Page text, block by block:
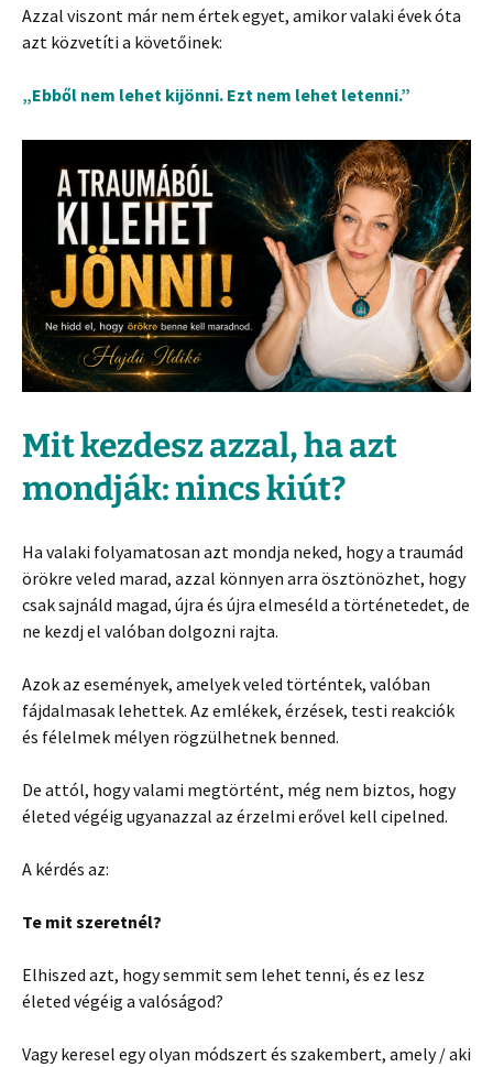
Azzal viszont már nem értek egyet, amikor valaki évek óta
azt közvetíti a követőinek:
„Ebből nem lehet kijönni. Ezt nem lehet letenni.”
Mit kezdesz azzal, ha azt
mondják: nincs kiút?
Ha valaki folyamatosan azt mondja neked, hogy a traumád
örökre veled marad, azzal könnyen arra ösztönözhet, hogy
csak sajnáld magad, újra és újra elmeséld a történetedet, de
ne kezdj el valóban dolgozni rajta.
Azok az események, amelyek veled történtek, valóban
fájdalmasak lehettek. Az emlékek, érzések, testi reakciók
és félelmek mélyen rögzülhetnek benned.
De attól, hogy valami megtörtént, még nem biztos, hogy
életed végéig ugyanazzal az érzelmi erővel kell cipelned.
A kérdés az:
Te mit szeretnél?
Elhiszed azt, hogy semmit sem lehet tenni, és ez lesz
életed végéig a valóságod?
Vagy keresel egy olyan módszert és szakembert, amely / aki